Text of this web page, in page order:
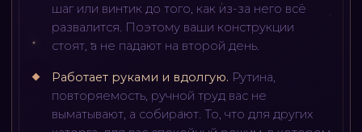
шаг или винтик до того, как из-за него всё
развалится. Поэтому ваши конструкции
стоят, а не падают на второй день.
Работает руками и вдолгую. Рутина,
повторяемость, ручной труд вас не
выматывают, а собирают. То, что для других